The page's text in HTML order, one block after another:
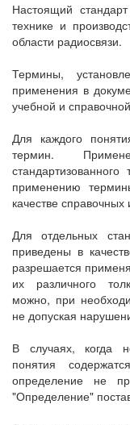
Настоящий
технике и
области радиосвязи.
Термины,
применения в
учебной и
Для каждого
термин.
применению
качестве
Для отдельных
приведены в
разрешается
их различного
можно, при
не допуская
В случаях, когда
понятия
определение не
"Определение"